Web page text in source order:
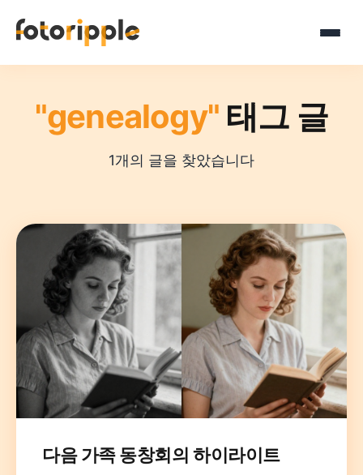
"genealogy" 태그 글
1개의 글을 찾았습니다
다음 가족 동창회의 하이라이트